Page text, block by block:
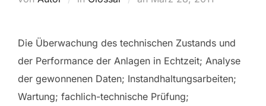
Die Überwachung des technischen Zustands und
der Performance der Anlagen in Echtzeit; Analyse
der gewonnenen Daten; Instandhaltungsarbeiten;
Wartung; fachlich-technische Prüfung;